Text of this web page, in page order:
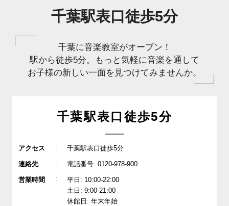
千葉駅表口徒歩5分
千葉に音楽教室がオープン！
駅から徒歩5分。
もっと気軽に音楽を通して
お子様の新しい一面を見つけてみませんか。
千葉駅表口徒歩5分
アクセス : 千葉駅表口徒歩5分
連絡先 : 電話番号: 0120-978-900
営業時間 :
平日: 10:00-22:00
土日: 9:00-21:00
休館日: 年末年始